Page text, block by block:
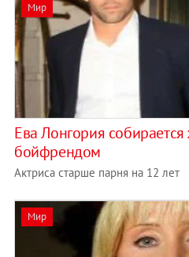
Мир
Ева Лонгория
бойфрендом
Актриса старше парня на 12 лет
Мир